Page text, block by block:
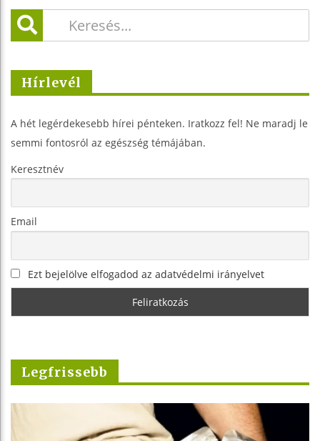
Hírlevél
A hét legérdekesebb hírei pénteken. Iratkozz fel! Ne maradj le
semmi fontosról az egészség témájában.
Keresztnév
Email
Ezt bejelölve elfogadod az adatvédelmi irányelvet
Legfrissebb